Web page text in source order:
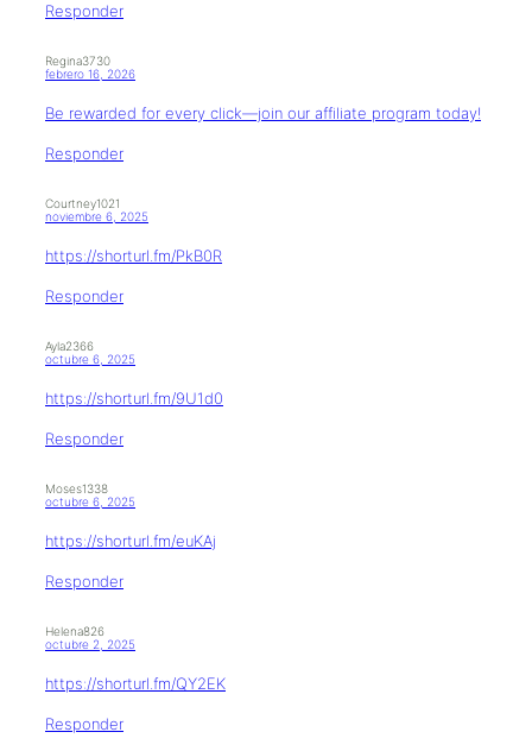
Responder
Regina3730
febrero 16, 2026
Be rewarded for every click—join our affiliate program today!
Responder
Courtney1021
noviembre 6, 2025
https://shorturl.fm/PkB0R
Responder
Ayla2366
octubre 6, 2025
https://shorturl.fm/9U1d0
Responder
Moses1338
octubre 6, 2025
https://shorturl.fm/euKAj
Responder
Helena826
octubre 2, 2025
https://shorturl.fm/QY2EK
Responder